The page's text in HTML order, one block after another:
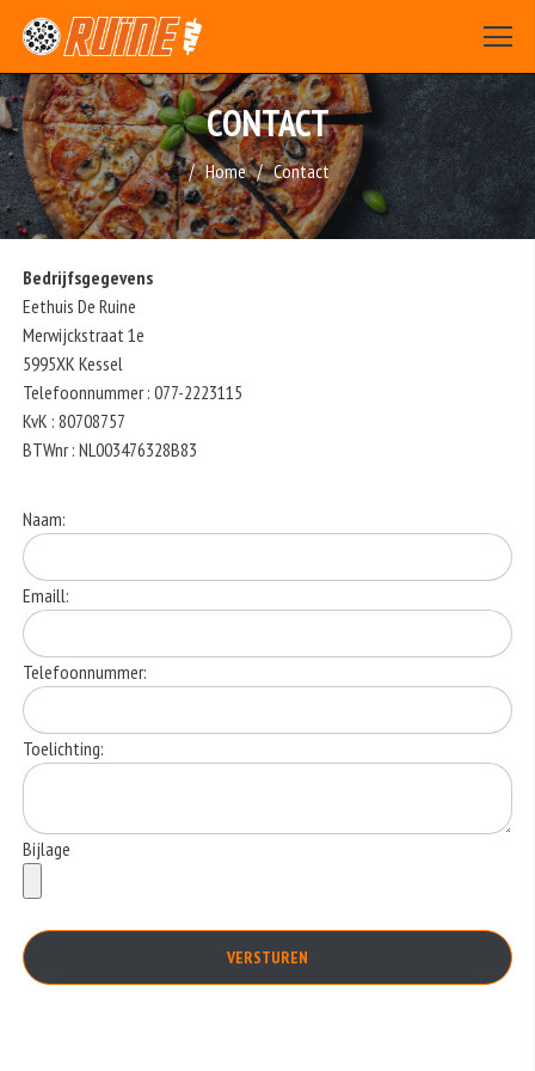
CONTACT
Home Contact
Bedrijfsgegevens
Eethuis De Ruine
Merwijckstraat 1e
5995XK Kessel
Telefoonnummer : 077-2223115
KvK : 80708757
BTWnr : NL003476328B83
Naam:
Emaill:
Telefoonnummer:
Toelichting:
Bijlage